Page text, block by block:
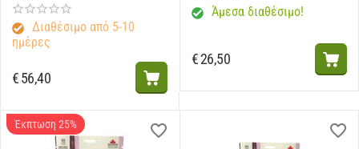
Διαθέσιμο από 5-10
ημέρες
€56,40
Άμεσα διαθέσιμο!
€26,50
Έκπτωση 25%